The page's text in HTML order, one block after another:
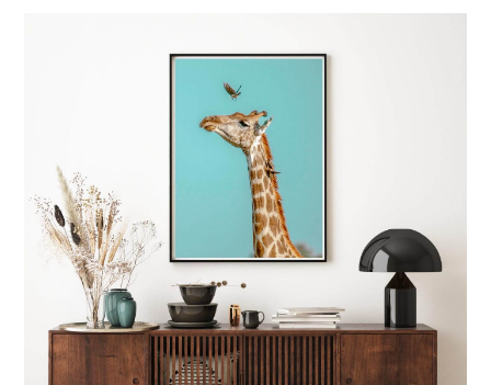
4 TYPES D'IMPRESSIONS